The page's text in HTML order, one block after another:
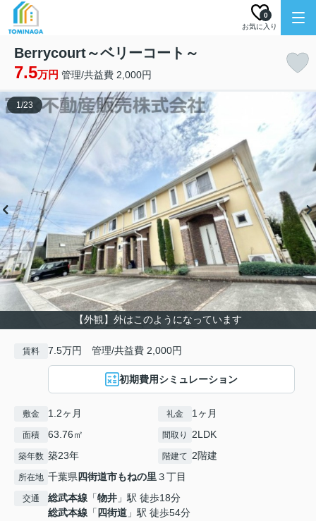
お気に入り
0
Berrycourt～ベリーコート～
7.5万円 管理/共益費 2,000円
【外観】外はこのようになっています
1/23
賃料 7.5万円 管理/共益費 2,000円
初期費用シミュレーション
敷金 1.2ヶ月 礼金 1ヶ月
面積 63.76㎡ 間取り 2LDK
築年数 築23年 階建て 2階建
所在地 千葉県四街道市もねの里３丁目
交通 総武本線 「物井 」駅 徒歩18分
総武本線 「 四街道 」駅 徒歩54分